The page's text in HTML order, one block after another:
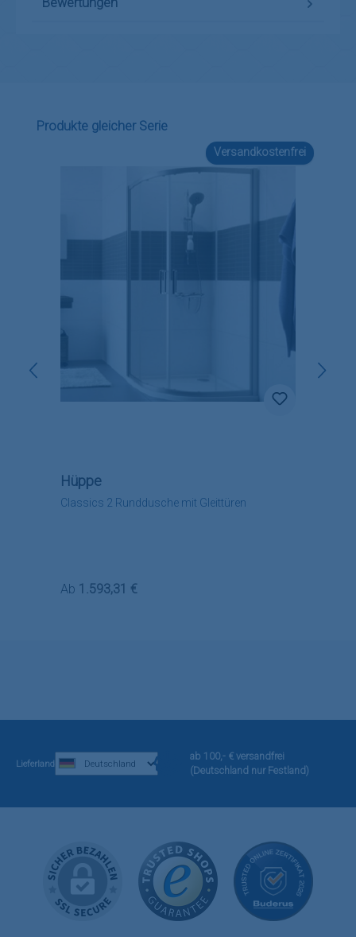
Produktgalerie überspringen
Produkte gleicher Serie
Versandkostenfrei
Classics 2 Runddusche mit Gleittüren
Hüppe
Regulärer Preis:
Ab 1.593,31 €
Lieferland
ab 100,- € versandfrei
(Deutschland nur Festland)